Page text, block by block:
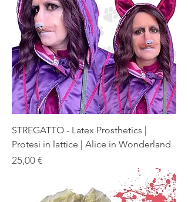
STREGATTO - Latex Prosthetics |
Protesi in lattice | Alice in Wonderland
Prezzo
25,00 €